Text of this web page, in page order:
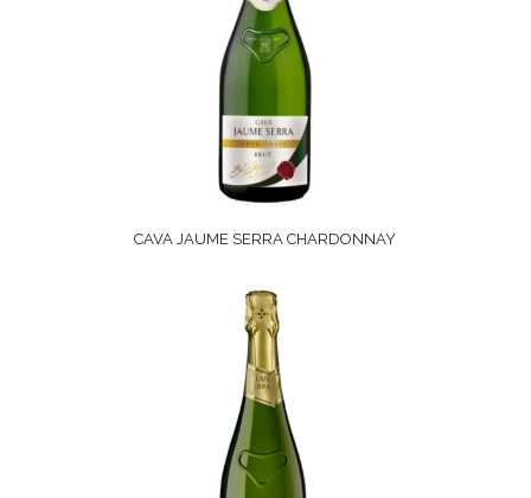
CAVA JAUME SERRA CHARDONNAY